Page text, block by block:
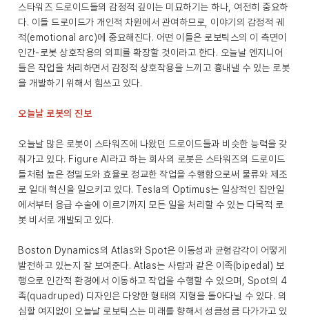
스타워즈 드로이드들의 감정적 깊이는 미묘하기는 하나, 여전히 중요하
다. 이들 드로이드가 개인적 차원에서 관여하므로, 이야기의 감정적 궤
적(emotional arc)에 중요해진다. 어떤 이들은 로보틱스의 이 측면이
인간-로봇 상호작용의 외피를 확장할 것이라고 한다. 오늘날 엔지니어
들은 작업을 처리하면서 감정적 상호작용을 느끼고 흉내낼 수 있는 로봇
을 개발하기 위해서 힘쓰고 있다.
오늘날 로봇의 진보
오늘날 많은 로봇이 스타워즈에 나왔던 드로이드들과 비슷한 능력을 갖
춰가고 있다. Figure AI라고 하는 회사의 로봇은 스타워즈의 드로이드
들처럼 높은 정밀도와 효율로 정교한 작업을 수행함으로써 물류와 제조
로 일대 혁신을 일으키고 있다. Tesla의 Optimus는 일상적인 집안일
에서부터 응급 수술에 이르기까지 모든 일을 처리할 수 있는 다목적 로
봇 비서로 개발되고 있다.
Boston Dynamics의 Atlas와 Spot은 이동성과 균형감각이 어떻게
발전하고 있는지 잘 보여준다. Atlas는 사람과 같은 이족(bipedal) 보
행으로 인간적 환경에서 이동하고 작업을 수행할 수 있으며, Spot의 4
족(quadruped) 디자인은 다양한 형태의 지형을 돌아다닐 수 있다. 의
심할 여지없이 오늘날 로보틱스는 미래를 향해서 성큼성큼 다가가고 있